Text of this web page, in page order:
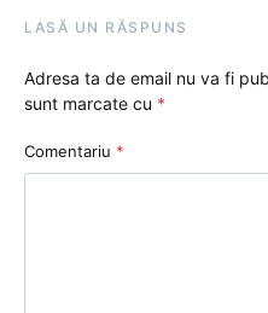
LASĂ UN RĂSPUNS
Adresa ta de email nu va fi
sunt marcate cu *
Comentariu *